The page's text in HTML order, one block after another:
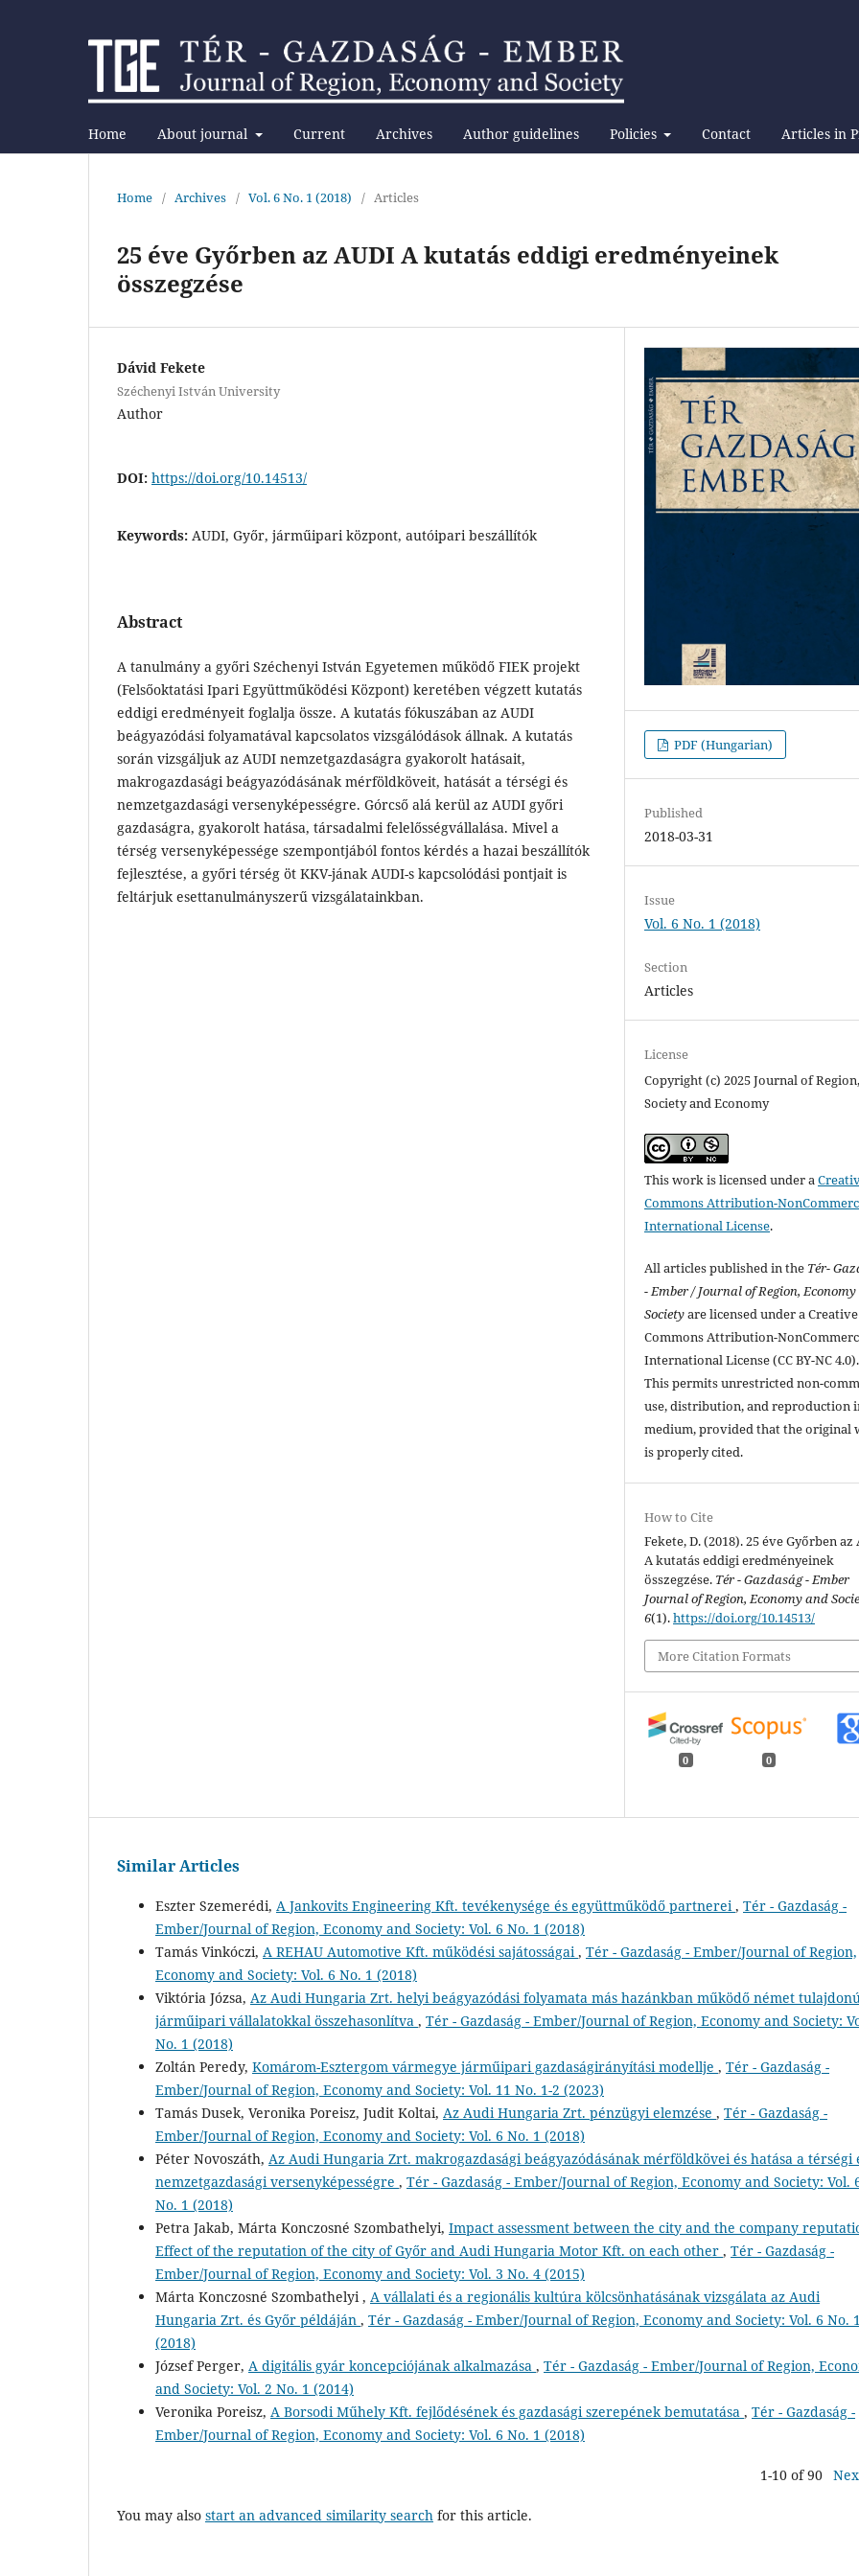
Home About journal Current Archives Author guidelines Policies Contact Articles in
Home / Archives / Vol. 6 No. 1 (2018) / Articles
25 éve Győrben az AUDI A kutatás eddigi eredményeinek
összegzése
Dávid Fekete
Széchenyi István University
Author
DOI: https://doi.org/10.14513/
Keywords: AUDI, Győr, járműipari központ, autóipari beszállítók
Abstract
A tanulmány a győri Széchenyi István Egyetemen működő FIEK projekt
(Felsőoktatási Ipari Együttműködési Központ) keretében végzett kutatás
eddigi eredményeit foglalja össze. A kutatás fókuszában az AUDI
beágyazódási folyamatával kapcsolatos vizsgálódások állnak. A kutatás
során vizsgáljuk az AUDI nemzetgazdaságra gyakorolt hatásait,
makrogazdasági beágyazódásának mérföldköveit, hatását a térségi és
nemzetgazdasági versenyképességre. Górcső alá kerül az AUDI győri
gazdaságra, gyakorolt hatása, társadalmi felelősségvállalása. Mivel a
térség versenyképessége szempontjából fontos kérdés a hazai beszállítók
fejlesztése, a győri térség öt KKV-jának AUDI-s kapcsolódási pontjait is
feltárjuk esettanulmányszerű vizsgálatainkban.
PDF (Hungarian)
Published
2018-03-31
Issue
Vol. 6 No. 1 (2018)
Section
Articles
License
Copyright (c) 2025 Journal of Region,
Society and Economy
This work is licensed under a
Commons Attribution-
International License.
All articles published in the Tér-
- Ember / Journal of Region,
Societyare licensed under a Creative
Commons Attribution-
International License (CC BY-NC 4.0).
This permits unrestricted non-
use, distribution, and reproduction
medium, provided that the original
is properly cited.
How to Cite
Fekete, D. (2018). 25 éve Győrben az
A kutatás eddigi eredményeinek
összegzése. Tér - Gazdaság - Ember
Journal of Region, Economy and
6(1).https://doi.org/10.14513/
More Citation Formats
0 0
Similar Articles
Eszter Szemerédi, A Jankovits Engineering Kft. tevékenysége és együttműködő partnerei , Tér - Gazdaság -
Ember/Journal of Region, Economy and Society: Vol. 6 No. 1 (2018)
Tamás Vinkóczi, A REHAU Automotive Kft. működési sajátosságai , Tér - Gazdaság - Ember/Journal of Region,
Economy and Society: Vol. 6 No. 1 (2018)
Viktória Józsa, Az Audi Hungaria Zrt. helyi beágyazódási folyamata más hazánkban működő német tulajdonú
járműipari vállalatokkal összehasonlítva , Tér - Gazdaság - Ember/Journal of Region, Economy and Society:
No. 1 (2018)
Zoltán Peredy, Komárom-Esztergom vármegye járműipari gazdaságirányítási modellje , Tér - Gazdaság -
Ember/Journal of Region, Economy and Society: Vol. 11 No. 1-2 (2023)
Tamás Dusek, Veronika Poreisz, Judit Koltai, Az Audi Hungaria Zrt. pénzügyi elemzése , Tér - Gazdaság -
Ember/Journal of Region, Economy and Society: Vol. 6 No. 1 (2018)
Péter Novoszáth, Az Audi Hungaria Zrt. makrogazdasági beágyazódásának mérföldkövei és hatása a térségi
nemzetgazdasági versenyképességre , Tér - Gazdaság - Ember/Journal of Region, Economy and Society: Vol.
No. 1 (2018)
Petra Jakab, Márta Konczosné Szombathelyi, Impact assessment between the city and the company
Effect of the reputation of the city of Győr and Audi Hungaria Motor Kft. on each other , Tér - Gazdaság -
Ember/Journal of Region, Economy and Society: Vol. 3 No. 4 (2015)
Márta Konczosné Szombathelyi , A vállalati és a regionális kultúra kölcsönhatásának vizsgálata az Audi
Hungaria Zrt. és Győr példáján , Tér - Gazdaság - Ember/Journal of Region, Economy and Society: Vol. 6 No. 1
(2018)
József Perger, A digitális gyár koncepciójának alkalmazása , Tér - Gazdaság - Ember/Journal of Region,
and Society: Vol. 2 No. 1 (2014)
Veronika Poreisz, A Borsodi Műhely Kft. fejlődésének és gazdasági szerepének bemutatása , Tér - Gazdaság -
Ember/Journal of Region, Economy and Society: Vol. 6 No. 1 (2018)
1-10 of 90
You may also start an advanced similarity search for this article.